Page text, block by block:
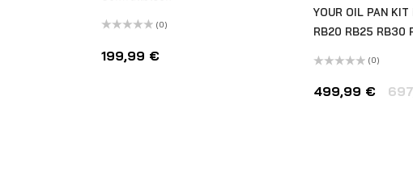
0
(0)
199,99 €
YOUR OIL PAN KIT
RB20 RB25 RB30
mit
0
(0)
499,99 €